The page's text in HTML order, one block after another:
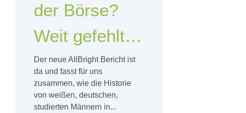
der Börse?
Weit gefehlt…
Der neue AllBright Bericht ist
da und fasst für uns
zusammen, wie die Historie
von weißen, deutschen,
studierten Männern in...